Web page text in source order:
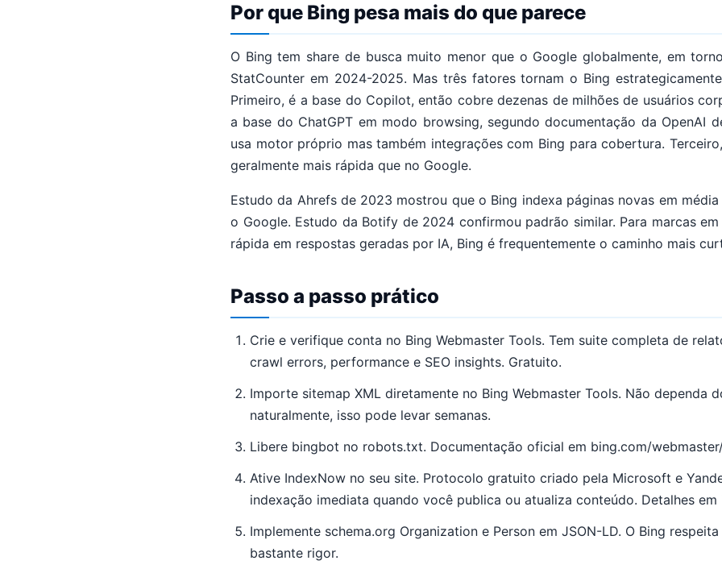
Por que Bing pesa mais do que parece
O Bing tem share de busca muito menor que o Google globalmente, em
StatCounter em 2024-2025. Mas três fatores tornam o Bing
Primeiro, é a base do Copilot, então cobre dezenas de milhões de usuários
a base do ChatGPT em modo browsing, segundo documentação da OpenAI
usa motor próprio mas também integrações com Bing para cobertura.
geralmente mais rápida que no Google.
Estudo da Ahrefs de 2023 mostrou que o Bing indexa páginas novas em
o Google. Estudo da Botify de 2024 confirmou padrão similar. Para marcas
rápida em respostas geradas por IA, Bing é frequentemente o caminho mais
Passo a passo prático
Crie e verifique conta no Bing Webmaster Tools. Tem suite completa de
crawl errors, performance e SEO insights. Gratuito.
Importe sitemap XML diretamente no Bing Webmaster Tools. Não dependa
naturalmente, isso pode levar semanas.
Libere bingbot no robots.txt. Documentação oficial em bing.com/
Ative IndexNow no seu site. Protocolo gratuito criado pela Microsoft e
indexação imediata quando você publica ou atualiza conteúdo. Detalhes em
Implemente schema.org Organization e Person em JSON-LD. O Bing
bastante rigor.